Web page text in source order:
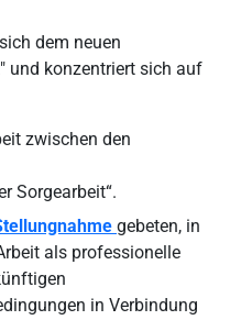
dem neuen
und konzentriert sich auf
zwischen den
Sorgearbeit“.
gebeten, in
als professionelle
in Verbindung